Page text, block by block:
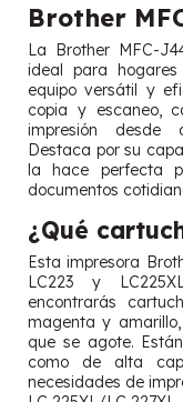
Brother
La Brother MFC-
ideal para
equipo versátil y
copia y escaneo,
impresión desde
Destaca por su
la hace perfecta
documentos
¿Qué
Esta impresora
LC223 y
encontrarás
magenta y
que se agote.
como de alta
necesidades de